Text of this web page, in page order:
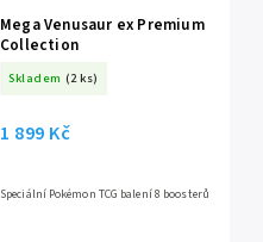
Mega Venusaur ex Premium
Collection
Skladem (2 ks)
1 899 Kč
Speciální Pokémon TCG balení 8 boosterů